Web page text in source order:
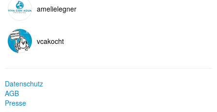
amelielegner
vcakocht
Datenschutz
AGB
Presse